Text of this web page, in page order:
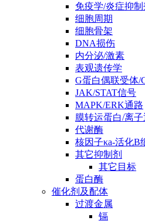
免疫学/炎症抑制
细胞周期
细胞骨架
DNA损伤
内分泌/激素
表观遗传学
G蛋白偶联受体/
JAK/STAT信号
MAPK/ERK通路
膜转运蛋白/离子
代谢酶
核因子κa-活化B
其它抑制剂
其它目标
蛋白酶
催化剂及配体
过渡金属
镉